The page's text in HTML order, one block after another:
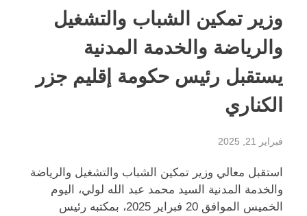
وزير تمكين الشباب والتشغيل
والرياضة والخدمة المدنية
يستقبل رئيس حكومة إقليم جزر
الكناري
فبراير 21, 2025
استقبل معالي وزير تمكين الشباب والتشغيل والرياضة
والخدمة المدنية السيد محمد عبد الله لولي، اليوم
الخميس الموافق 20 فبراير 2025، بمكتبه رئيس